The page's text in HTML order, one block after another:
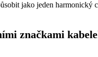
jako jeden harmonický
značkami